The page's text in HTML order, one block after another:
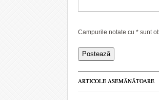
Campurile notate cu * sunt
ARTICOLE ASEMĂNĂTOARE